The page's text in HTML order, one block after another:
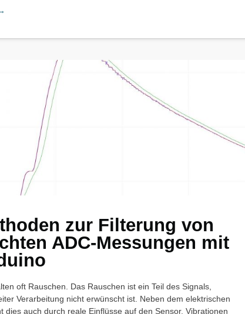
zur Filterung von
ADC-Messungen mit
oft Rauschen. Das Rauschen ist ein Teil des Signals,
Verarbeitung nicht erwünscht ist. Neben dem elektrischen
dies auch durch reale Einflüsse auf den Sensor. Vibrationen